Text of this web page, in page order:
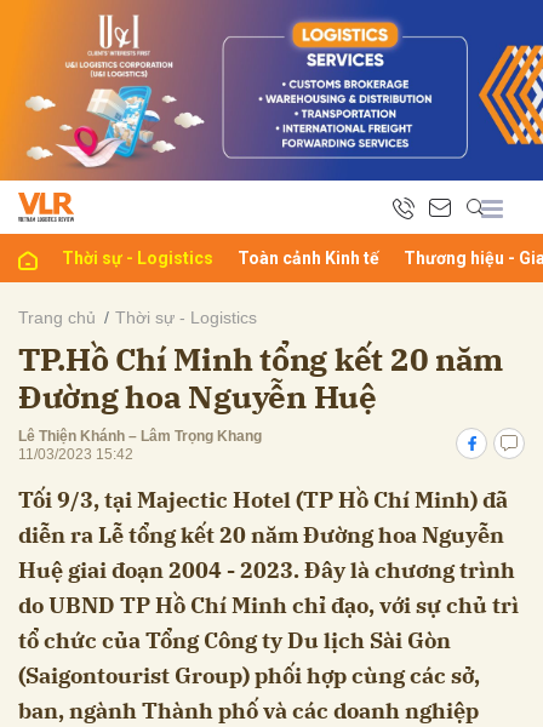
Thời sự - Logistics Toàn cảnh Kinh tế Thương hiệu -
Trang chủ Thời sự - Logistics
TP.Hồ Chí Minh tổng kết 20 năm
Đường hoa Nguyễn Huệ
Lê Thiện Khánh – Lâm Trọng Khang
11/03/2023 15:42
Tối 9/3, tại Majectic Hotel (TP Hồ Chí Minh) đã
diễn ra Lễ tổng kết 20 năm Đường hoa Nguyễn
Huệ giai đoạn 2004 - 2023. Đây là chương trình
do UBND TP Hồ Chí Minh chỉ đạo, với sự chủ trì
tổ chức của Tổng Công ty Du lịch Sài Gòn
(Saigontourist Group) phối hợp cùng các sở,
ban, ngành Thành phố và các doanh nghiệp
luận
Hủy